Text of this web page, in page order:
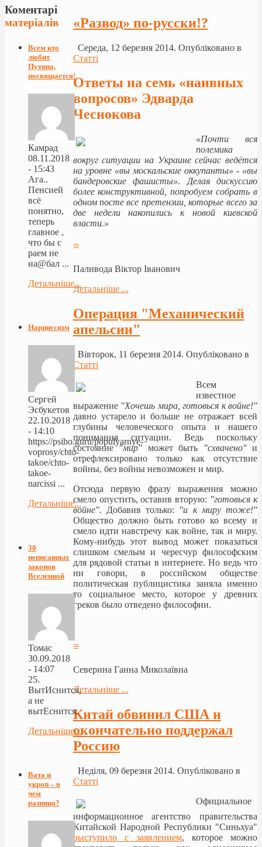
«Развод» по-русски!?
Середа, 12 березня 2014. Опубліковано в
Статті
Ответы на семь «наивных
вопросов» Эдварда
Чеснокова
«Почти вся
полемика
вокруг ситуации на Украине сейчас ведётся
на уровне «вы москальские оккупанты» - «вы
бандеровские фашисты». Делая дискуссию
более конструктивной, попробуем собрать в
одном посте все претензии, которые всего за
две недели накопились к новой киевской
власти.»
≡
Паливода Віктор Іванович
Детальніше ...
Операция "Механический
апельсин"
Вівторок, 11 березня 2014. Опубліковано в
Статті
Всем
известное
выражение"Хочешь мира, готовься к войне!"
давно устарело и больше не отражает всей
глубины человеческого опыта и нашего
понимания ситуации. Ведь поскольку
состояние"мир" может быть "схвачено"и
отрефлексировано только как отсутствие
войны, без войны невозможен и мир.
Отсюда первую фразу выражения можно
смело опустить, оставив вторую: "готовься к
войне". Добавив только: "и к миру тоже!"
Общество должно быть готово ко всему и
смело идти навстречу как войне, так и миру.
Кому-нибудь этот вывод может показаться
слишком смелым и чересчур философским
для рядовой статьи в интернете. Но ведь что
ни говори, в российском обществе
политическая публицистика заняла именно
то социальное место, которое у древних
греков было отведено философии.
≡
Северина Ганна Миколаївна
Детальніше ...
Китай обвинил США и
окончательно поддержал
Россию
Неділя, 09 березня 2014. Опубліковано в
Статті
Официальное
информационное агентство правительства
Китайской Народной Республики "Синьхуа"
выступило с заявлением, которое можно
Коментарі
матеріалів
Всем кто
любит
Путина,
посвящается!
Камрад
08.11.2018
- 15:43
Ага..
Пенсией
всё
понятно,
теперь
главное ,
что бы с
раем не
на@бал ...
Детальніше...
Нарциссизм
Сергей
Эсбукетов
22.10.2018
- 14:10
https://psiho.guru/populyarnye-
voprosy/chto-
takoe/chto-
takoe-
narcissi ...
Детальніше...
30
неписанных
законов
Вселенной
Томас
30.09.2018
- 14:07
25.
ВытИснится,
а не
вытЕснится.
Детальніше...
Вата и
укроп – в
чем
разница?